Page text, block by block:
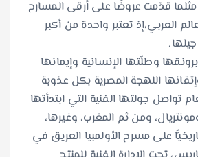
مثلما قدّمت عروضًا على أرقى المسارح
العربي،إذ تعتبر واحدة من أكبر
وطلّتها الإنسانية وإيمانها
اللهجة المصرية بكل عذوبة
تواصل جولتها الفنية التي ابتدأتها
ومن ثم المغرب، وغيرها،
على مسرح الأولمبيا العريق في